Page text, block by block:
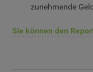
zunehmende
Sie können den